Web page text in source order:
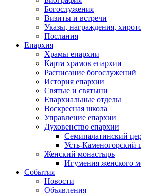
Богослужения
Визиты и встречи
Указы, награждения,
Послания
Епархия
Храмы епархии
Карта храмов епархии
Расписание богослужений
История епархии
Святые и святыни
Епархиальные отделы
Воскресная школа
Управление епархии
Духовенство епархии
Семипалатинский
Усть-Каменогорский
Женский монастырь
Игумения женского
События
Новости
Объявления